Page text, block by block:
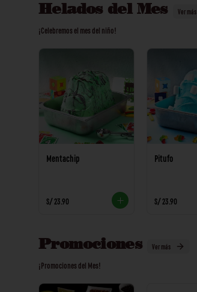
Helados del Mes Ver más
¡Celebremos el mes del niño!
Mentachip
S/ 23.90
Pitufo
S/ 23.90
Promociones Ver más
¡Promociones del Mes!